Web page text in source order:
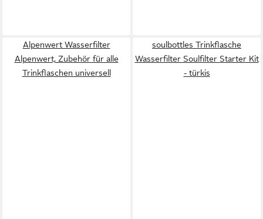
Alpenwert Wasserfilter
Alpenwert, Zubehör für alle
Trinkflaschen universell
soulbottles Trinkflasche
Wasserfilter Soulfilter Starter Kit
- türkis